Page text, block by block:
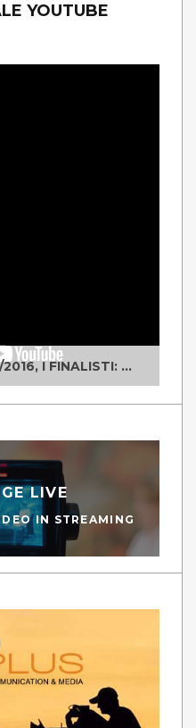
YOUTUBE
UNO TWO DREI 2015/2016, I FINALISTI: CLASSE IV ALS ISTITUTO "DEGASPERI" BORGO VALSUGANA
LIVE
IN STREAMING